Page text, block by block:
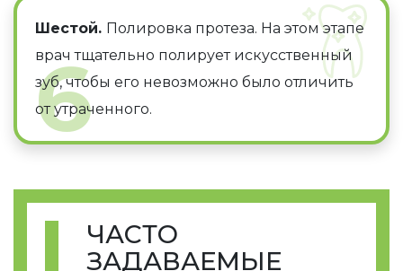
6
Шестой. Полировка протеза. На этом этапе
врач тщательно полирует искусственный
зуб, чтобы его невозможно было отличить
от утраченного.
ЧАСТО
ЗАДАВАЕМЫЕ